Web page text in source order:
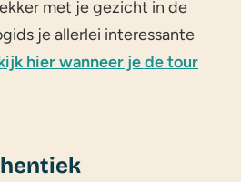
met je gezicht in de
je allerlei interessante
hier wanneer je de tour